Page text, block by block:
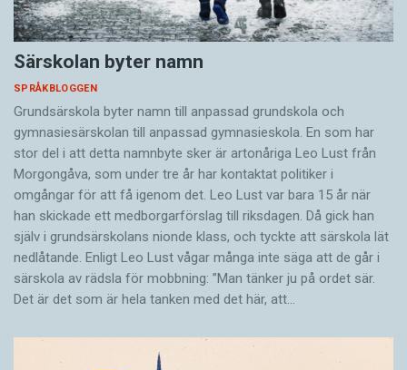
Särskolan byter namn
SPRÅKBLOGGEN
Grundsärskola byter namn till anpassad grundskola och
gymnasiesärskolan till anpassad gymnasieskola. En som har
stor del i att detta namnbyte sker är artonåriga Leo Lust från
Morgongåva, som under tre år har kontaktat politiker i
omgångar för att få igenom det. Leo Lust var bara 15 år när
han skickade ett medborgarförslag till riksdagen. Då gick han
själv i grundsärskolans nionde klass, och tyckte att särskola lät
nedlåtande. Enligt Leo Lust vågar många inte säga att de går i
särskola av rädsla för mobbning: ”Man tänker ju på ordet sär.
Det är det som är hela tanken med det här, att…